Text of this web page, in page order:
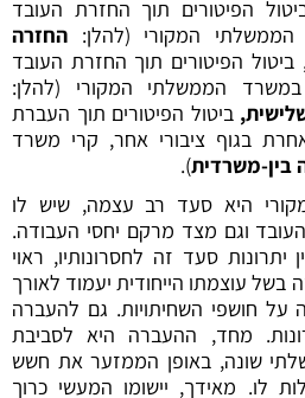
הפיטורים תוך החזרת העובד
המקורי (להלן: החזרה
ביטול הפיטורים תוך החזרת העובד
הממשלתי המקורי (להלן:
ביטול הפיטורים תוך העברת
בגוף ציבורי אחר, קרי משרד
בין-משרדית).
היא סעד רב עצמה, שיש לו
וגם מצד מרקם יחסי העבודה.
יתרונות סעד זה לחסרונותיו, ראוי
עוצמתו הייחודית יעמוד לאורך
על חושפי השחיתויות. גם להעברה
מחד, ההעברה היא לסביבת
שונה, באופן הממזער את חשש
לו. מאידך, יישומו המעשי כרוך